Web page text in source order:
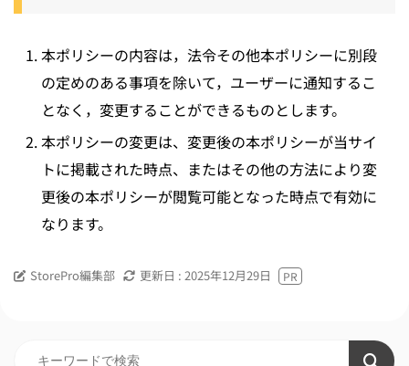
本ポリシーの内容は，法令その他本ポリシーに別段
の定めのある事項を除いて，ユーザーに通知するこ
となく，変更することができるものとします。
本ポリシーの変更は、変更後の本ポリシーが当サイ
トに掲載された時点、またはその他の方法により変
更後の本ポリシーが閲覧可能となった時点で有効に
なります。
StorePro編集部 更新日 : 2025年12月29日